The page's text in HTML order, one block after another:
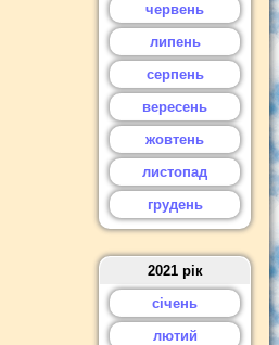
червень
липень
серпень
вересень
жовтень
листопад
грудень
2021 рік
січень
лютий